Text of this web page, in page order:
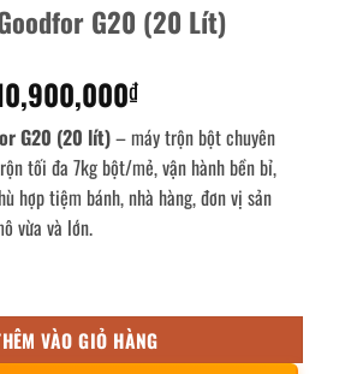
G20 (20 Lít)
₫
hiện
tại
là:
10,900,000₫.
G20 (20 lít)– máy trộn bột chuyên
tối đa 7kg bột/mẻ, vận hành bền bỉ,
hợp tiệm bánh, nhà hàng, đơn vị sản
vừa và lớn.
(20 Lít) số lượng
VÀO GIỎ HÀNG